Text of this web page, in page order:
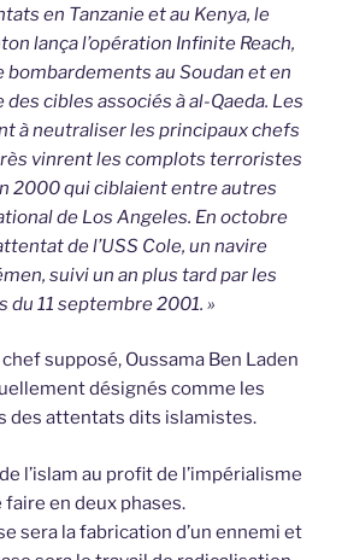
en Tanzanie et au Kenya, le
lança l’opération Infinite Reach,
bombardements au Soudan et en
cibles associés à al-Qaeda. Les
à neutraliser les principaux chefs
vinrent les complots terroristes
2000 qui ciblaient entre autres
de Los Angeles. En octobre
de l’USS Cole, un navire
suivi un an plus tard par les
du 11 septembre 2001. »
supposé, Oussama Ben Laden
désignés comme les
des attentats dits islamistes.
l’islam au profit de l’impérialisme
faire en deux phases.
sera la fabrication d’un ennemi et